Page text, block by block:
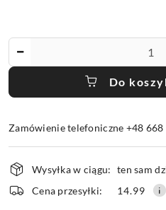
Do
Zamówienie telefoniczne +48 668
Dostępność
i
dostawa
Wysyłka w ciągu: ten sam
Cena przesyłki:
14.99